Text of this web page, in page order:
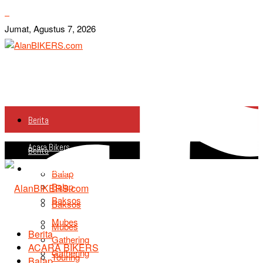
Jumat, Agustus 7, 2026
Berita
Acara Bikers
Balap
Baksos
Mubes
Gathering
Berita
Acara Bikers
Balap
Baksos
Mubes
Gathering
Touring
Berita
ACARA BIKERS